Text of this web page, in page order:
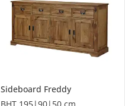
Sideboard Freddy